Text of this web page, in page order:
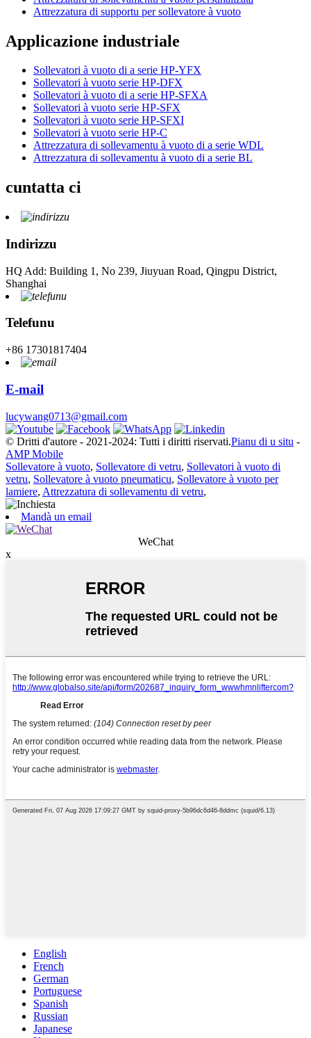
Attrezzatura di supportu per sollevatore à vuoto
Applicazione industriale
Sollevatori à vuoto di a serie HP-YFX
Sollevatori à vuoto serie HP-DFX
Sollevatori à vuoto di a serie HP-SFXA
Sollevatori à vuoto serie HP-SFX
Sollevatori à vuoto serie HP-SFXI
Sollevatori à vuoto serie HP-C
Attrezzatura di sollevamentu à vuoto di a serie WDL
Attrezzatura di sollevamentu à vuoto di a serie BL
cuntatta ci
Indirizzu
HQ Add: Building 1, No 239, Jiuyuan Road, Qingpu District,
Shanghai
Telefunu
+86 17301817404
E-mail
lucywang0713@gmail.com
© Dritti d'autore - 2021-2024: Tutti i diritti riservati.Pianu di u situ -
AMP Mobile
Sollevatore à vuoto, Sollevatore di vetru, Sollevatori à vuoto di
vetru, Sollevatore à vuoto pneumaticu, Sollevatore à vuoto per
lamiere, Attrezzatura di sollevamentu di vetru,
Mandà un email
WeChat
x
English
French
German
Portuguese
Spanish
Russian
Japanese